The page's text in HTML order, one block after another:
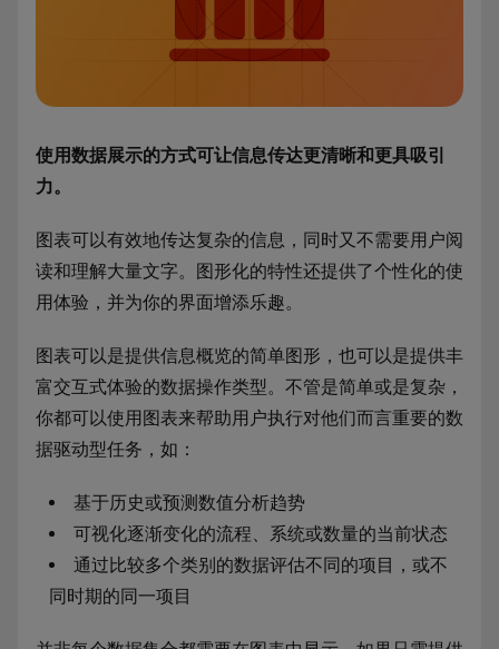
使用数据展示的方式可让信息传达更清晰和更具吸引
力。
图表可以有效地传达复杂的信息，同时又不需要用户阅
读和理解大量文字。图形化的特性还提供了个性化的使
用体验，并为你的界面增添乐趣。
图表可以是提供信息概览的简单图形，也可以是提供丰
富交互式体验的数据操作类型。不管是简单或是复杂，
你都可以使用图表来帮助用户执行对他们而言重要的数
据驱动型任务，如：
基于历史或预测数值分析趋势
可视化逐渐变化的流程、系统或数量的当前状态
通过比较多个类别的数据评估不同的项目，或不
同时期的同一项目